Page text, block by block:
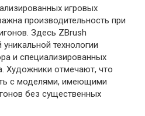
игровых
производительность при
Здесь ZBrush
технологии
и специализированных
Художники отмечают, что
с моделями, имеющими
без существенных